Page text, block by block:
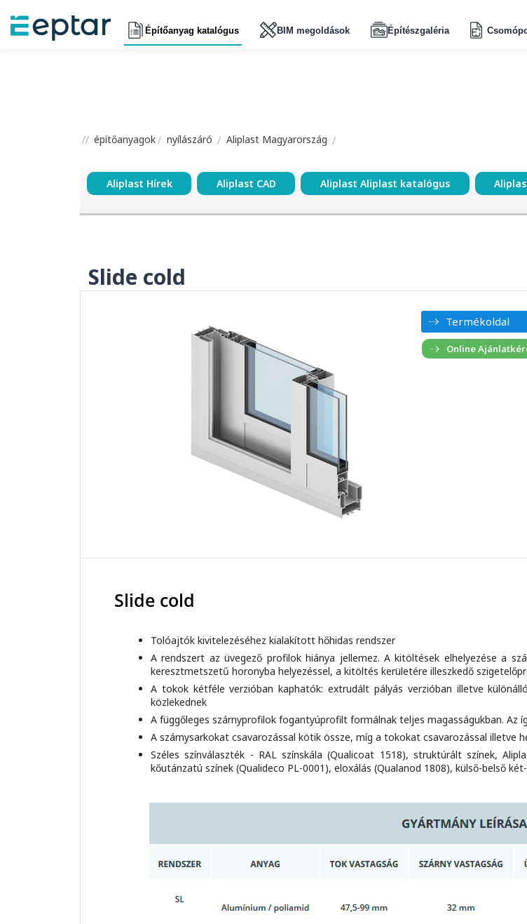
Építőanyag katalógus BIM megoldások Építészgaléria
építőanyagok nyílászáró Aliplast Magyarország
Aliplast Hírek Aliplast CAD Aliplast Aliplast katalógus
Slide cold
Termékoldal
Slide cold
Tolóajtók kivitelezéséhez kialakított hőhidas rendszer
A rendszert az üvegező profilok hiánya jellemez. A kitöltések elhelyezése a
keresztmetszetű horonyba helyezéssel, a kitöltés kerületére illeszkedő
A tokok kétféle verzióban kaphatók: extrudált pályás verzióban illetve
közlekednek
A függőleges szárnyprofilok fogantyúprofilt formálnak teljes magasságukban.
A szárnysarkokat csavarozással kötik össze, míg a tokokat csavarozással illetve
Széles színválaszték - RAL színskála (Qualicoat 1518), struktúrált színek,
kőutánzatú színek (Qualideco PL-0001), eloxálás (Qualanod 1808), külső-belső